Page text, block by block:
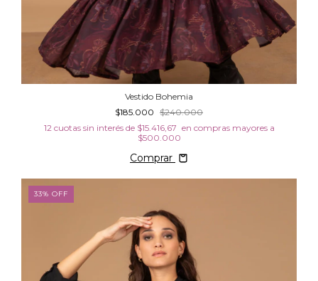
Vestido Bohemia
$185.000 $240.000
12 cuotas sin interés de $15.416,67
Comprar
33% OFF